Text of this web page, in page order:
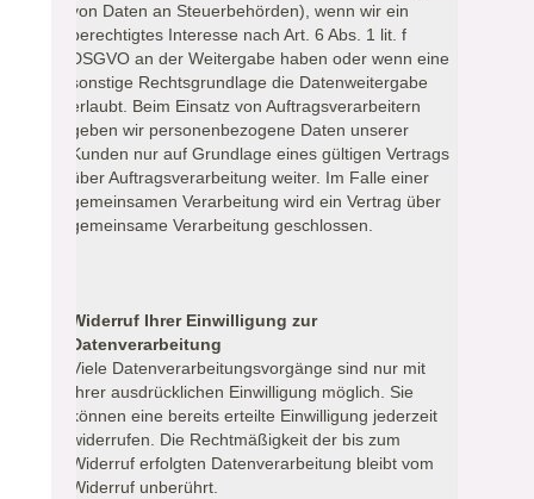
von Daten an Steuerbehörden), wenn wir ein
berechtigtes Interesse nach Art. 6 Abs. 1 lit. f
DSGVO an der Weitergabe haben oder wenn eine
sonstige Rechtsgrundlage die Datenweitergabe
erlaubt. Beim Einsatz von Auftragsverarbeitern
geben wir personenbezogene Daten unserer
Kunden nur auf Grundlage eines gültigen Vertrags
über Auftragsverarbeitung weiter. Im Falle einer
gemeinsamen Verarbeitung wird ein Vertrag über
gemeinsame Verarbeitung geschlossen.
Widerruf Ihrer Einwilligung zur
Datenverarbeitung
Viele Datenverarbeitungsvorgänge sind nur mit
Ihrer ausdrücklichen Einwilligung möglich. Sie
können eine bereits erteilte Einwilligung jederzeit
widerrufen. Die Rechtmäßigkeit der bis zum
Widerruf erfolgten Datenverarbeitung bleibt vom
Widerruf unberührt.